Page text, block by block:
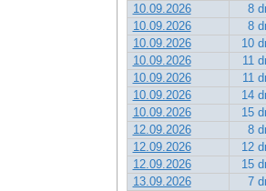
10.09.2026
8
10.09.2026
8
10.09.2026
10
10.09.2026
11
10.09.2026
11
10.09.2026
14
10.09.2026
15
12.09.2026
8
12.09.2026
12
12.09.2026
15
13.09.2026
7